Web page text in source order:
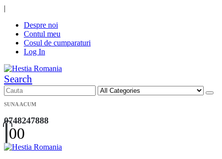
|
Despre noi
Contul meu
Cosul de cumparaturi
Log In
Search
SUNA ACUM
0748247888
00